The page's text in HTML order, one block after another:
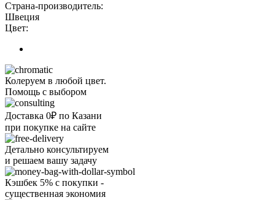
Страна-производитель:
Швеция
Цвет:
Колеруем в любой цвет.
Помощь с выбором
Доставка 0₽ по Казани
при покупке на сайте
Детально консультируем
и решаем вашу задачу
Кэшбек 5% с покупки -
существенная экономия